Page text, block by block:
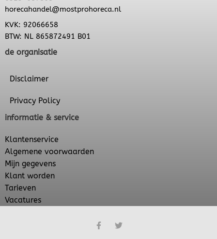
horecahandel@mostprohoreca.nl
KVK: 92066658
BTW: NL 865872491 B01
de organisatie
Disclaimer
Privacy Policy
informatie & service
Klantenservice
Algemene voorwaarden
Mijn gegevens
Klant worden
Tarieven
Vacatures